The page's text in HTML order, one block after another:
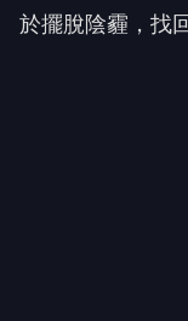
於擺脫陰霾，找